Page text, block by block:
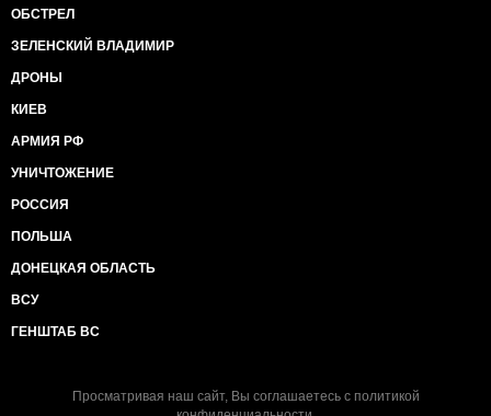
ОБСТРЕЛ
ЗЕЛЕНСКИЙ ВЛАДИМИР
ДРОНЫ
КИЕВ
АРМИЯ РФ
УНИЧТОЖЕНИЕ
РОССИЯ
ПОЛЬША
ДОНЕЦКАЯ ОБЛАСТЬ
ВСУ
ГЕНШТАБ ВС
Просматривая наш сайт, Вы соглашаетесь с политикой